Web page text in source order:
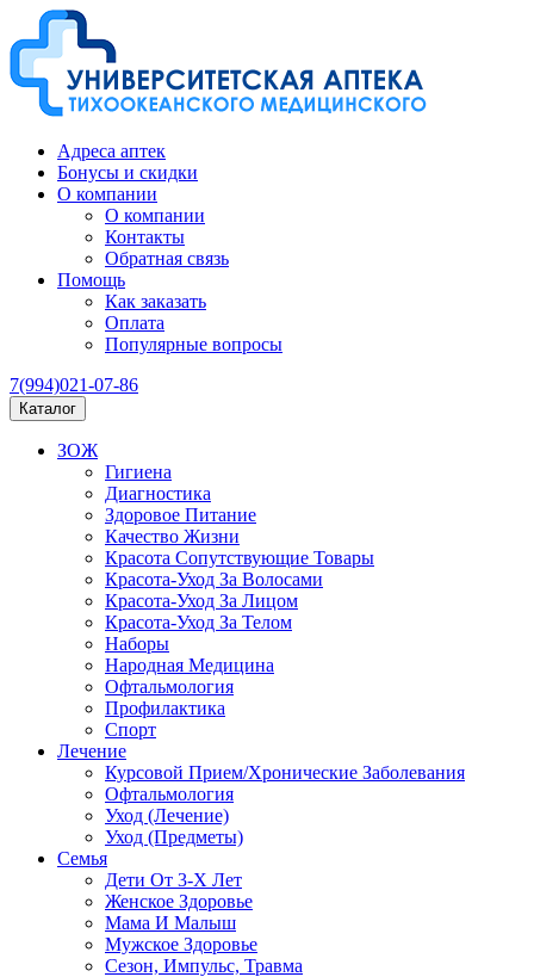
Адреса аптек
Бонусы и скидки
О компании
О компании
Контакты
Обратная связь
Помощь
Как заказать
Оплата
Популярные вопросы
7(994)021-07-86
Каталог
ЗОЖ
Гигиена
Диагностика
Здоровое Питание
Качество Жизни
Красота Сопутствующие Товары
Красота-Уход За Волосами
Красота-Уход За Лицом
Красота-Уход За Телом
Наборы
Народная Медицина
Офтальмология
Профилактика
Спорт
Лечение
Курсовой Прием/Хронические Заболевания
Офтальмология
Уход (Лечение)
Уход (Предметы)
Семья
Дети От 3-Х Лет
Женское Здоровье
Мама И Малыш
Мужское Здоровье
Сезон, Импульс, Травма